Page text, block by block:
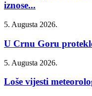
iznose...
5. Augusta 2026.
U Crnu Goru
5. Augusta 2026.
Loše vijesti